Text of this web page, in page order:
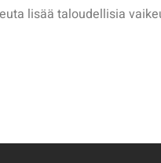
lisää taloudellisia